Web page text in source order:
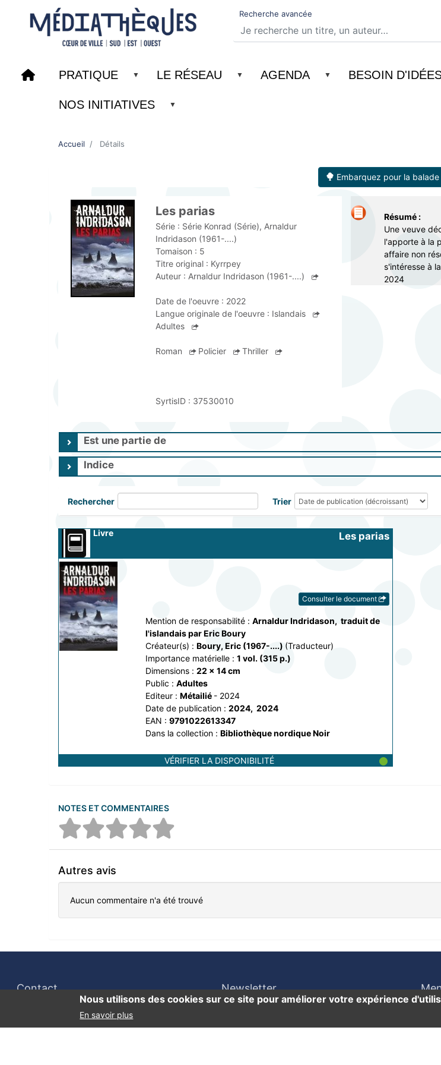
Recherche avancée
PRATIQUE LE RÉSEAU AGENDA BESOIN
NOS INITIATIVES
Accueil Détails
Embarquez pour la
Les parias
Série : Série Konrad (Série), Arnaldur
Indridason (1961-....)
Tomaison : 5
Titre original : Kyrrpey
Auteur : Arnaldur Indridason (1961-....)
Date de l'oeuvre : 2022
Langue originale de l'oeuvre : Islandais
Adultes
Roman Policier Thriller
SyrtisID : 37530010
Résumé :
Une veuve
l'apporte à la
affaire non
s'intéresse à
2024
Est une partie de
Indice
Rechercher Trier
Livre Les parias
Consulter le document
Mention de responsabilité : Arnaldur Indridason, traduit de
l'islandais par Eric Boury
Créateur(s) : Boury, Eric (1967-....) (Traducteur)
Importance matérielle : 1 vol. (315 p.)
Dimensions : 22 x 14 cm
Public : Adultes
Editeur : Métailié - 2024
Date de publication : 2024, 2024
EAN : 9791022613347
Dans la collection : Bibliothèque nordiqueNoir
VÉRIFIER LA DISPONIBILITÉ
NOTES ET COMMENTAIRES
Autres avis
Aucun commentaire n'a été trouvé
Contact Newsletter
Nous utilisons des cookies sur ce site pour améliorer votre expérience
En savoir plus